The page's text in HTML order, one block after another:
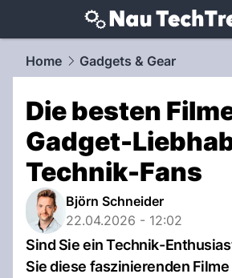
techtrends.NAU.ch
Home Gadgets & Gear
Die besten
Gadget-
Technik-Fans
Björn Schneider
22.04.2026 - 12:02
Sind Sie ein Technik-
Sie diese faszinierenden